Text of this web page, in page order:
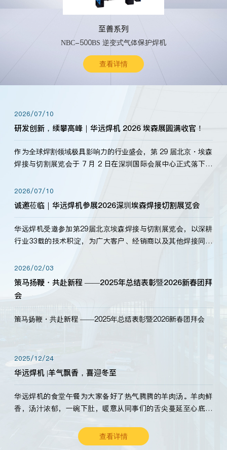
至善系列
NBC-500BS 逆变式气体保护焊机
查看详情
2026/07/10
研发创新，续攀高峰｜华远焊机 2026 埃森展圆满收官！
作为全球焊割领域极具影响力的行业盛会，第 29 届北京・埃森
焊接与切割展览会于 7 月 2 日在深圳国际会展中心正式落下帷
标准，持之以恒研发新产品、新技术。新老客户、行业伙伴、
海内外客户为目睹公司发布的新产…
2026/07/10
诚邀莅临｜华远焊机参展2026深圳埃森焊接切割展览会
华远焊机受邀参加第29届北京埃森焊接与切割展览会，以深耕
行业33载的技术积淀，为广大客户、经销商以及其他焊接同仁
2026/02/03
策马扬鞭・共赴新程 ——2025年总结表彰暨2026新春团拜
会
策马扬鞭・共赴新程 ——2025年总结表彰暨2026新春团拜会
2025/12/24
华远焊机 |羊气飘香，喜迎冬至
华远焊机的食堂午餐为大家备好了热气腾腾的羊肉汤。羊肉鲜
香，汤汁浓郁，一碗下肚，暖意从同事们的舌尖蔓延至心底。
查看详情